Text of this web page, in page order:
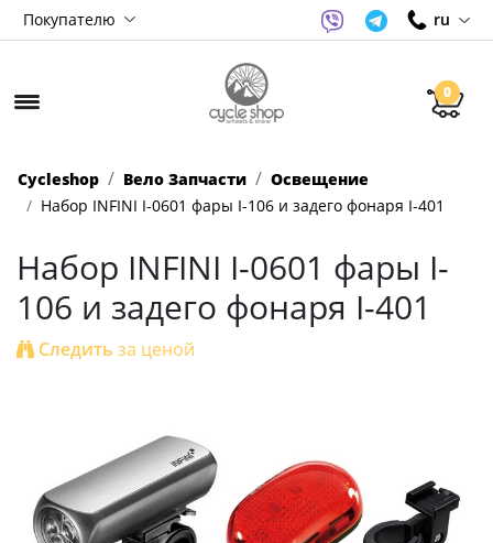
Покупателю ru
0
Cycleshop Вело Запчасти
Освещение
Набор INFINI I-0601 фары I-106 и задего фонаря I-401
Набор INFINI I-0601 фары I-
106 и задего фонаря I-401
Следить за ценой